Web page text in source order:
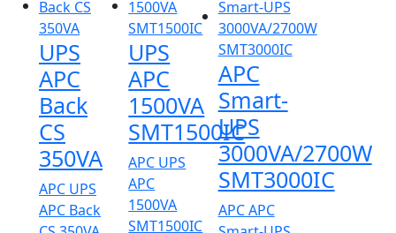
UPS
APC
Back
CS
350VA
APC UPS
APC Back
UPS
APC
1500VA
SMT1500IC
APC UPS
APC
1500VA
SMT1500IC
APC
Smart-
UPS
3000VA/2700W
SMT3000IC
APC APC